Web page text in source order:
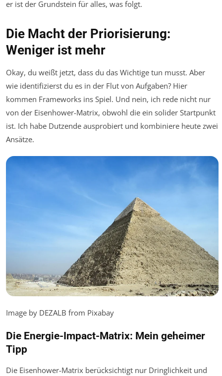
er ist der Grundstein für alles, was folgt.
Die Macht der Priorisierung:
Weniger ist mehr
Okay, du weißt jetzt, dass du das Wichtige tun musst. Aber
wie identifizierst du es in der Flut von Aufgaben? Hier
kommen Frameworks ins Spiel. Und nein, ich rede nicht nur
von der Eisenhower-Matrix, obwohl die ein solider Startpunkt
ist. Ich habe Dutzende ausprobiert und kombiniere heute zwei
Ansätze.
Image by DEZALB from Pixabay
Die Energie-Impact-Matrix: Mein geheimer
Tipp
Die Eisenhower-Matrix berücksichtigt nur Dringlichkeit und